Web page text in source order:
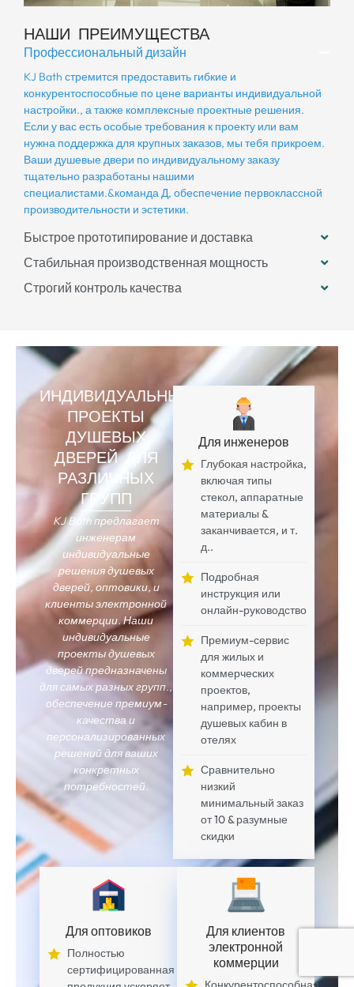
НАШИ ПРЕИМУЩЕСТВА
Профессиональный дизайн
KJ Bath стремится предоставить гибкие и
конкурентоспособные по цене варианты индивидуальной
настройки., а также комплексные проектные решения.
Если у вас есть особые требования к проекту или вам
нужна поддержка для крупных заказов, мы тебя прикроем.
Ваши душевые двери по индивидуальному заказу
тщательно разработаны нашими
специалистами.&команда Д, обеспечение первоклассной
производительности и эстетики.
Быстрое прототипирование и доставка
Стабильная производственная мощность
Строгий контроль качества
ИНДИВИДУАЛЬНЫЕ
ПРОЕКТЫ
ДУШЕВЫХ
ДВЕРЕЙ ДЛЯ
РАЗЛИЧНЫХ
ГРУПП
KJ Bath предлагает
инженерам
индивидуальные
решения душевых
дверей, оптовики, и
клиенты электронной
коммерции. Наши
индивидуальные
проекты душевых
дверей предназначены
для самых разных групп.,
обеспечение премиум-
качества и
персонализированных
решений для ваших
конкретных
потребностей.
Для инженеров
Глубокая настройка,
включая типы
стекол, аппаратные
материалы &
заканчивается, и т.
д..
Подробная
инструкция или
онлайн-руководство
Премиум-сервис
для жилых и
коммерческих
проектов,
например, проекты
душевых кабин в
отелях
Сравнительно
низкий
минимальный заказ
от 10 & разумные
скидки
Для оптовиков
Полностью
сертифицированная
Для клиентов
электронной
коммерции